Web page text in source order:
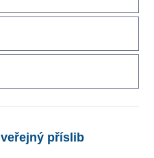
příslib